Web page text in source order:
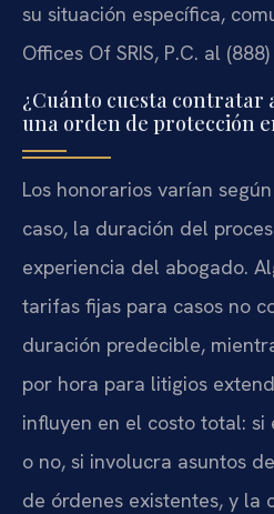
su situación específica,
Offices Of SRIS, P.C. al
¿Cuánto cuesta contratar
una orden de protección
Los honorarios varían
caso, la duración del
experiencia del abogado.
tarifas fijas para casos no
duración predecible,
por hora para litigios
influyen en el costo total: si
o no, si involucra asuntos
de órdenes existentes, y la